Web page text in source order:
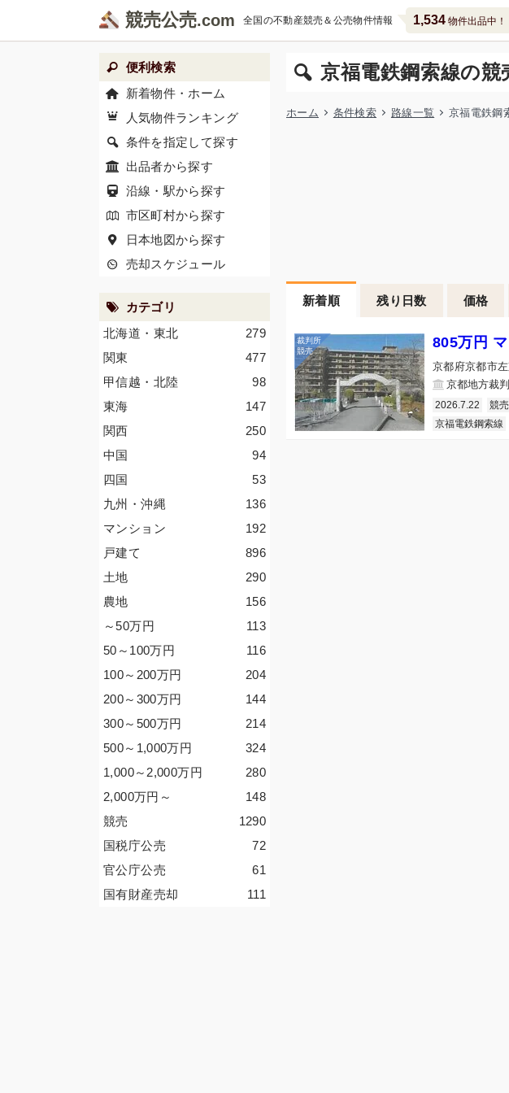
競売公売 全国の不動産競売＆公売物件情報 1,534物件出品中！
京福電鉄鋼索線の競
ホーム 条件検索 路線一覧 京福電鉄鋼
新着順 残り日数 価格
805万円
京都府京都市
京都地方裁
2026.7.22 競売
京福電鉄鋼索線
便利検索
新着物件・ホーム
人気物件ランキング
条件を指定して探す
出品者から探す
沿線・駅から探す
市区町村から探す
日本地図から探す
売却スケジュール
カテゴリ
279
北海道・東北
477
関東
98
甲信越・北陸
147
東海
250
関西
94
中国
53
四国
136
九州・沖縄
192
マンション
896
戸建て
290
土地
156
農地
113
～50万円
116
50～100万円
204
100～200万円
144
200～300万円
214
300～500万円
324
500～1,000万円
280
1,000～2,000万円
148
2,000万円 ～
1290
競売
72
国税庁公売
61
官公庁公売
111
国有財産売却